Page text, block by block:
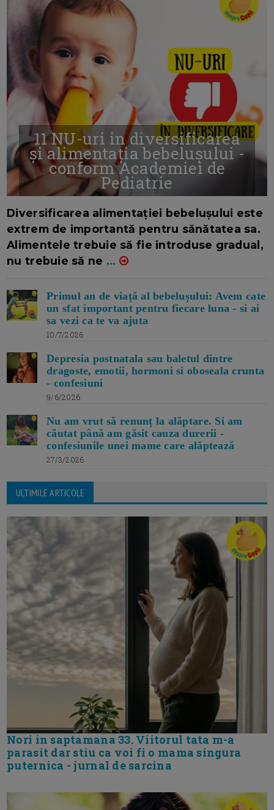
11 NU-uri in diversificarea
și alimentația bebelușului -
conform Academiei de
Pediatrie
Diversificarea alimentației bebelușului este
extrem de importantă pentru sănătatea sa.
Alimentele trebuie să fie introduse gradual,
nu trebuie să ne ...
Primul an de viață al bebelușului: Avem cate
un sfat important pentru fiecare luna - si ai
sa vezi ca te va ajuta
10/7/2026
Depresia postnatala sau baletul dintre
dragoste, emotii, hormoni si oboseala crunta
- confesiuni
9/6/2026
Nu am vrut să renunț la alăptare. Si am
căutat până am găsit cauza durerii -
confesiunile unei mame care alăptează
27/3/2026
ULTIMILE ARTICOLE
Nori in saptamana 33. Viitorul tata m-a
parasit dar stiu ca voi fi o mama singura
puternica - jurnal de sarcina